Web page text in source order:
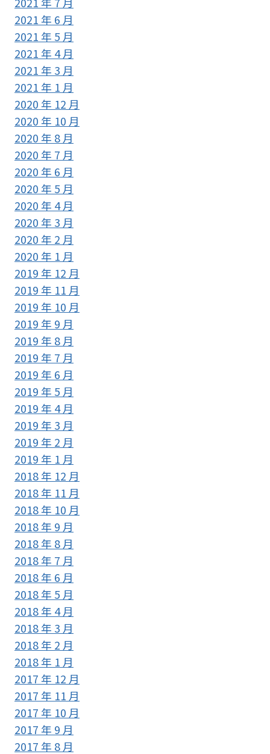
2021 年 6 月
2021 年 5 月
2021 年 4 月
2021 年 3 月
2021 年 1 月
2020 年 12 月
2020 年 10 月
2020 年 8 月
2020 年 7 月
2020 年 6 月
2020 年 5 月
2020 年 4 月
2020 年 3 月
2020 年 2 月
2020 年 1 月
2019 年 12 月
2019 年 11 月
2019 年 10 月
2019 年 9 月
2019 年 8 月
2019 年 7 月
2019 年 6 月
2019 年 5 月
2019 年 4 月
2019 年 3 月
2019 年 2 月
2019 年 1 月
2018 年 12 月
2018 年 11 月
2018 年 10 月
2018 年 9 月
2018 年 8 月
2018 年 7 月
2018 年 6 月
2018 年 5 月
2018 年 4 月
2018 年 3 月
2018 年 2 月
2018 年 1 月
2017 年 12 月
2017 年 11 月
2017 年 10 月
2017 年 9 月
2017 年 8 月